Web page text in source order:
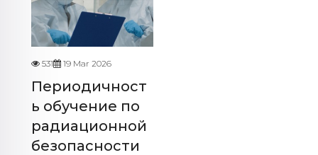
531 19 Mar 2026
Периодичност
ь обучение по
радиационной
безопасности